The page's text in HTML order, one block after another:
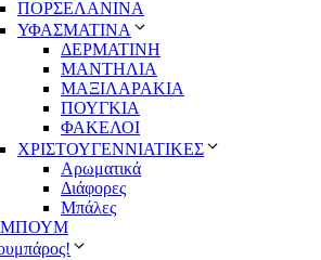
ΠΟΡΣΕΛΑΝΙΝΑ
ΥΦΑΣΜΑΤΙΝA
ΔΕΡΜΑΤΙΝΗ
ΜΑΝΤΗΛΙΑ
ΜΑΞΙΛΑΡΑΚΙΑ
ΠΟΥΓΚΙΑ
ΦΑΚΕΛΟΙ
ΧΡΙΣΤΟΥΓΕΝΝΙΑΤΙΚΕΣ
Αρωματικά
Διάφορες
Μπάλες